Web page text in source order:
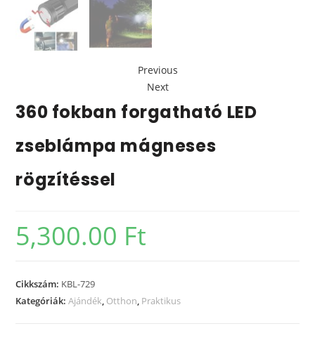
Previous
Next
360 fokban forgatható LED
zseblámpa mágneses
rögzítéssel
5,300.00 Ft
Cikkszám: KBL-729
Kategóriák:Ajándék Otthon Praktikus